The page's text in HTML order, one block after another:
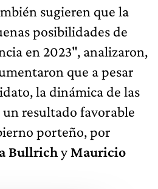
sugieren que la
posibilidades de
en 2023", analizaron,
que a pesar
la dinámica de las
resultado favorable
porteño, por
BullrichyMauricio